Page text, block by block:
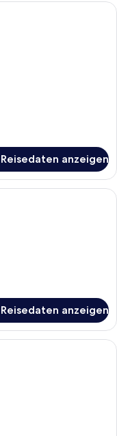
mit einem Bett,
anzeigen
mit einem großen
anzeigen
mit Bett,